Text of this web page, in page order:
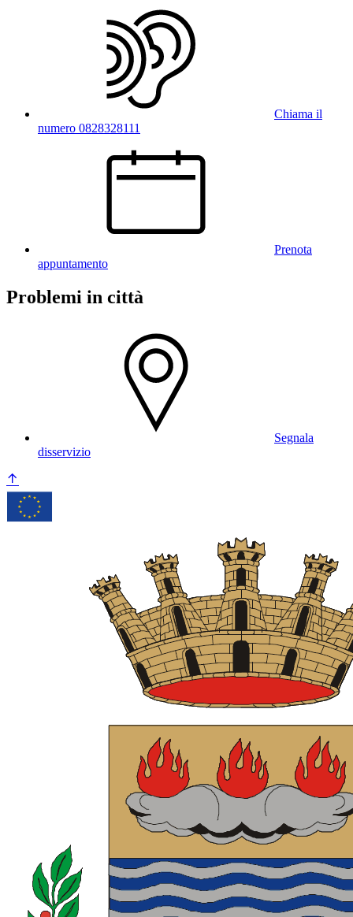
Chiama il
numero 0828328111
Prenota
appuntamento
Problemi in città
Segnala
disservizio